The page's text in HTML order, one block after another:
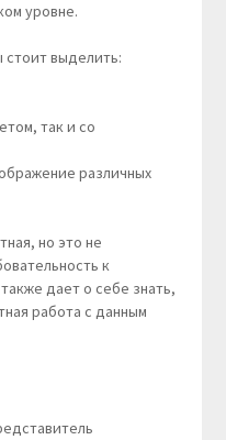
уровне.
выделить:
так и со
различных
но это не
к
дает о себе знать,
работа с данным